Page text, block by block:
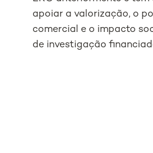
apoiar a valorização, o
comercial e o impacto
de investigação